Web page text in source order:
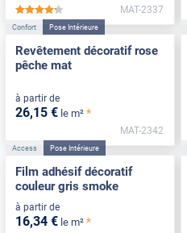
*****
MAT-2337
Confort Pose Intérieure
Revêtement décoratif rose
pêche mat
à partir de
26,15 € le m² *
MAT-2342
Access Pose Intérieure
Film adhésif décoratif
couleur gris smoke
à partir de
16,34 € le m² *